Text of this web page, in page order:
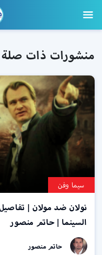
منشورات ذات صلة
سيما وفن
نولان ضد مولان |
السينما | حاتم منصور
حاتم منصور